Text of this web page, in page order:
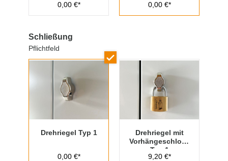
0,00 €*
0,00 €*
Schließung
Pflichtfeld
Drehriegel Typ 1
0,00 €*
Drehriegel mit
Vorhängeschloss
Typ 1
9,20 €*